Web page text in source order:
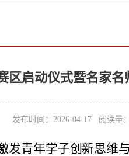
区启动仪式暨名家
发布时间：2026-04-17 阅读量：
发青年学子创新思维